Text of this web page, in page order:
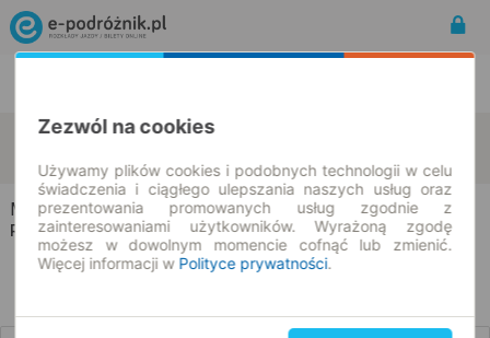
Mirosławice
Kiki
10.08.2026 | -- : --
Mirosławice → Kiki
Rozkład jazdy i bilety
Zezwól na cookies
Używamy plików cookies i podobnych technologii w celu
świadczenia i ciągłego ulepszania naszych usług oraz
prezentowania promowanych usług zgodnie z
zainteresowaniami użytkowników. Wyrażoną zgodę
możesz w dowolnym momencie cofnąć lub zmienić.
Więcej informacji w Polityce prywatności.